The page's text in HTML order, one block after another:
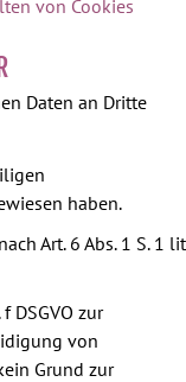
von Cookies
Daten an Dritte
haben.
Art. 6 Abs. 1 S. 1
DSGVO zur
von
Grund zur